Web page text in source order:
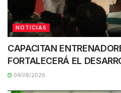
NOTICIAS
CAPACITAN
FORTALECERÁ EL
04/08/2026